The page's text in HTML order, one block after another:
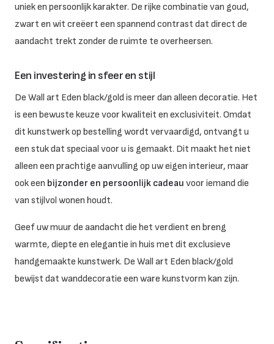
uniek en persoonlijk karakter. De rijke combinatie van goud,
zwart en wit creëert een spannend contrast dat direct de
aandacht trekt zonder de ruimte te overheersen.
Een investering in sfeer en stijl
De Wall art Eden black/gold is meer dan alleen decoratie. Het
is een bewuste keuze voor kwaliteit en exclusiviteit. Omdat
dit kunstwerk op bestelling wordt vervaardigd, ontvangt u
een stuk dat speciaal voor u is gemaakt. Dit maakt het niet
alleen een prachtige aanvulling op uw eigen interieur, maar
ook een bijzonder en persoonlijk cadeau voor iemand die
van stijlvol wonen houdt.
Geef uw muur de aandacht die het verdient en breng
warmte, diepte en elegantie in huis met dit exclusieve
handgemaakte kunstwerk. De Wall art Eden black/gold
bewijst dat wanddecoratie een ware kunstvorm kan zijn.